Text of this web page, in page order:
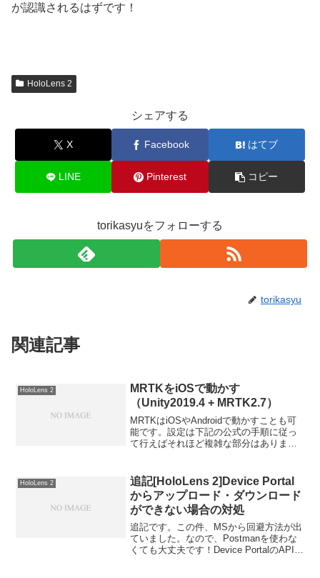
が認識されるはずです！
HoloLens 2
シェアする
X Facebook はてブ
LINE Pinterest コピー
torikasyuをフォローする
torikasyu
関連記事
HoloLens 2
MRTKをiOSで動かす
（Unity2019.4 + MRTK2.7）
MRTKはiOSやAndroidで動かすことも可
能です。設定は下記の公式の手順に従っ
て行えばそれほど複雑な部分はありませ
MRTK2.7で行いました。インストール...
HoloLens 2
追記[HoloLens 2]Device Portal
からアップロード・ダウンロード
ができない場合の対処
追記です。この件、MSから回避方法が出
ていました。なので、Postmanを使わな
くても大丈夫です！Device PortalのAPIの